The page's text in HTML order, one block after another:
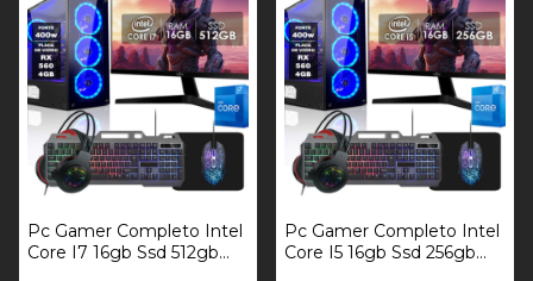
Pc Gamer Completo Intel
Core I7 16gb Ssd 512gb
Pc Gamer Completo Intel
Core I5 16gb Ssd 256gb